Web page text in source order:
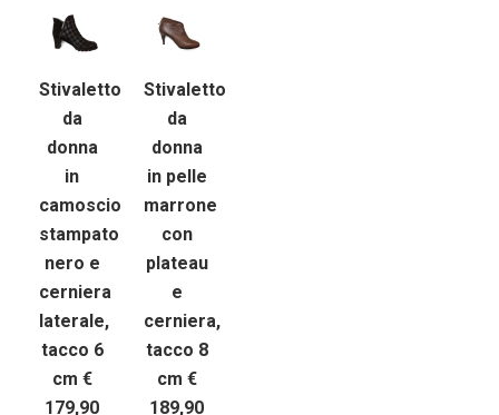
Stivaletto
da
donna
in
camoscio
stampato
nero e
cerniera
laterale,
tacco 6
cm €
179,90
Stivaletto
da
donna
in pelle
marrone
con
plateau
e
cerniera,
tacco 8
cm €
189,90